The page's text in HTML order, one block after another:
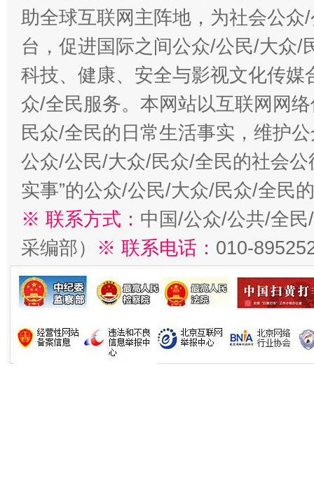
助全球互联网主阵地，为社会公
台，促进国际之间公众/公民/大众/
科技、健康、安全与影视文化传
众/全民服务。本网站以互联网网
民众/全民的日常生活事实，维护
公众/公民/大众/民众/全民的社会公
实事”的公众/公民/大众/民众/全民
※ 联系方式： 中国/公众/公共/全
采编部） ※ 联系电话： 010-